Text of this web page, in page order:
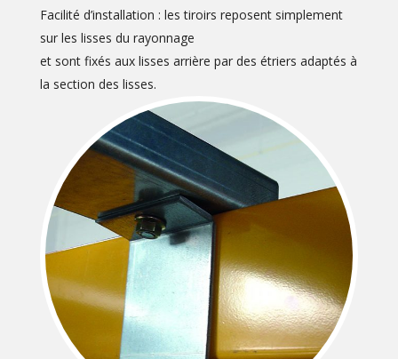
Facilité d’installation : les tiroirs reposent simplement
sur les lisses du rayonnage
et sont fixés aux lisses arrière par des étriers adaptés à
la section des lisses.